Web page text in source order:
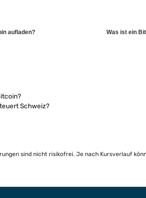
aufladen? Was ist ein
Schweiz?
sind nicht risikofrei. Je nach Kursverlauf